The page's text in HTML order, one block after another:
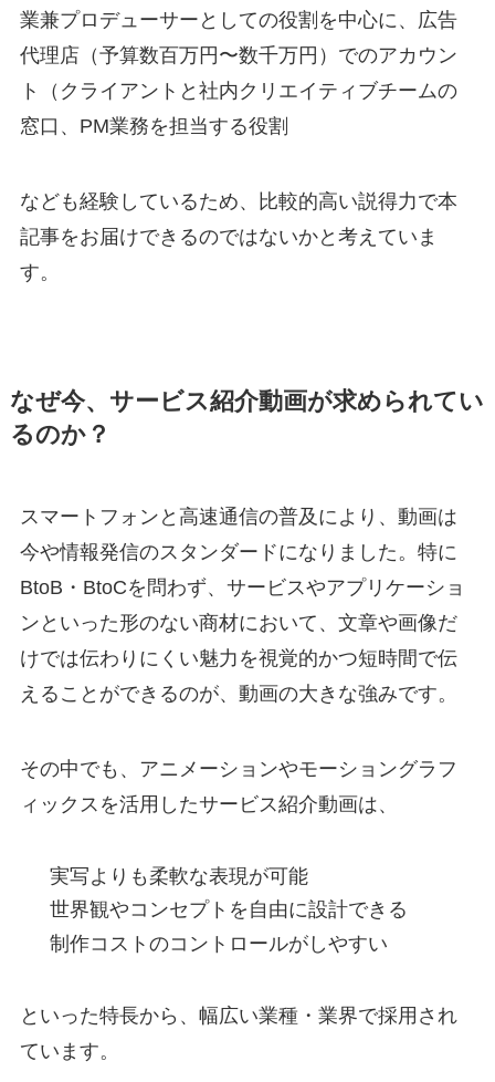
業兼プロデューサーとしての役割を中心に、広告
代理店（予算数百万円〜数千万円）でのアカウン
ト（クライアントと社内クリエイティブチームの
窓口、PM業務を担当する役割
なども経験しているため、比較的高い説得力で本
記事をお届けできるのではないかと考えていま
す。
なぜ今、サービス紹介動画が求められてい
るのか？
スマートフォンと高速通信の普及により、動画は
今や情報発信のスタンダードになりました。特に
BtoB・BtoCを問わず、サービスやアプリケーショ
ンといった形のない商材において、文章や画像だ
けでは伝わりにくい魅力を視覚的かつ短時間で伝
える ことができるのが、動画の大きな強みです。
その中でも、アニメーションやモーショングラフ
ィックスを活用したサービス紹介動画は、
実写よりも柔軟な表現が可能
世界観やコンセプトを自由に設計できる
制作コストのコントロールがしやすい
といった特長から、幅広い業種・業界で採用され
ています。